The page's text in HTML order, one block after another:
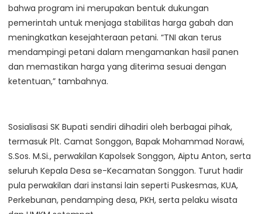
bahwa program ini merupakan bentuk dukungan
pemerintah untuk menjaga stabilitas harga gabah dan
meningkatkan kesejahteraan petani. “TNI akan terus
mendampingi petani dalam mengamankan hasil panen
dan memastikan harga yang diterima sesuai dengan
ketentuan,” tambahnya.
Sosialisasi SK Bupati sendiri dihadiri oleh berbagai pihak,
termasuk Plt. Camat Songgon, Bapak Mohammad Norawi,
S.Sos. M.Si., perwakilan Kapolsek Songgon, Aiptu Anton, serta
seluruh Kepala Desa se-Kecamatan Songgon. Turut hadir
pula perwakilan dari instansi lain seperti Puskesmas, KUA,
Perkebunan, pendamping desa, PKH, serta pelaku wisata